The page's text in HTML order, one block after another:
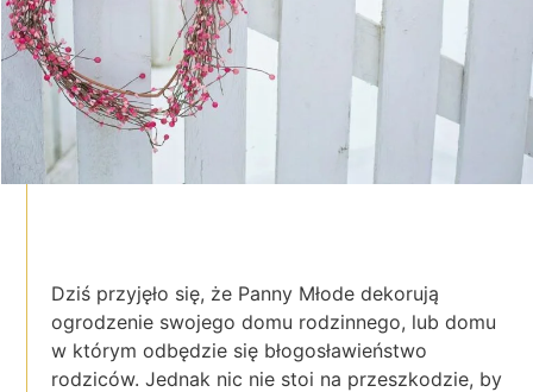
Dziś przyjęło się, że Panny Młode dekorują
ogrodzenie swojego domu rodzinnego, lub domu
w którym odbędzie się błogosławieństwo
rodziców. Jednak nic nie stoi na przeszkodzie, by